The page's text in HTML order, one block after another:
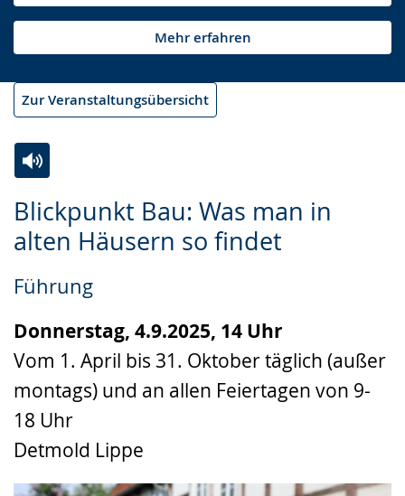
Mehr erfahren
Zur Veranstaltungsübersicht
Blickpunkt Bau: Was man in
alten Häusern so findet
Führung
Donnerstag, 4.9.2025, 14 Uhr
Vom 1. April bis 31. Oktober täglich (außer
montags) und an allen Feiertagen von 9-
18 Uhr
Detmold Lippe
Leichten
Sprache
Audio-
Unterstützung.
Video
in
Gebärdensprache
wird
angezeigt.